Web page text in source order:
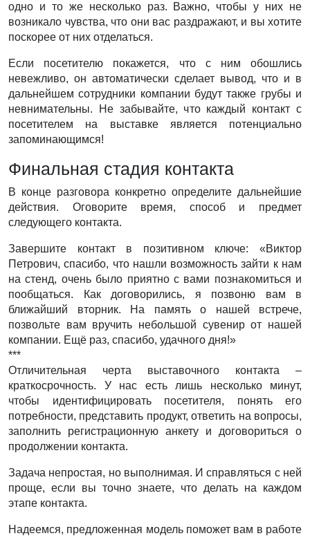
одно и то же несколько раз. Важно, чтобы у них не
возникало чувства, что они вас раздражают, и вы хотите
поскорее от них отделаться.
Если посетителю покажется, что с ним обошлись
невежливо, он автоматически сделает вывод, что и в
дальнейшем сотрудники компании будут также грубы и
невнимательны. Не забывайте, что каждый контакт с
посетителем на выставке является потенциально
запоминающимся!
Финальная стадия контакта
В конце разговора конкретно определите дальнейшие
действия. Оговорите время, способ и предмет
следующего контакта.
Завершите контакт в позитивном ключе: «Виктор
Петрович, спасибо, что нашли возможность зайти к нам
на стенд, очень было приятно с вами познакомиться и
пообщаться. Как договорились, я позвоню вам в
ближайший вторник. На память о нашей встрече,
позвольте вам вручить небольшой сувенир от нашей
компании. Ещё раз, спасибо, удачного дня!»
***
Отличительная черта выставочного контакта –
краткосрочность. У нас есть лишь несколько минут,
чтобы идентифицировать посетителя, понять его
потребности, представить продукт, ответить на вопросы,
заполнить регистрационную анкету и договориться о
продолжении контакта.
Задача непростая, но выполнимая. И справляться с ней
проще, если вы точно знаете, что делать на каждом
этапе контакта.
Надеемся, предложенная модель поможет вам в работе